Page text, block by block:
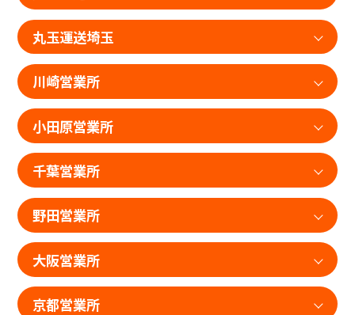
丸玉運送埼玉
川崎営業所
小田原営業所
千葉営業所
野田営業所
大阪営業所
京都営業所